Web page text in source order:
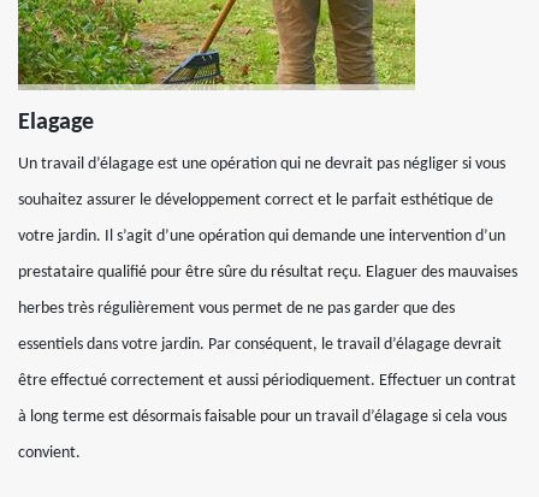
Elagage
Un travail d’élagage est une opération qui ne devrait pas négliger si vous
souhaitez assurer le développement correct et le parfait esthétique de
votre jardin. Il s’agit d’une opération qui demande une intervention d’un
prestataire qualifié pour être sûre du résultat reçu. Elaguer des mauvaises
herbes très régulièrement vous permet de ne pas garder que des
essentiels dans votre jardin. Par conséquent, le travail d’élagage devrait
être effectué correctement et aussi périodiquement. Effectuer un contrat
à long terme est désormais faisable pour un travail d’élagage si cela vous
convient.